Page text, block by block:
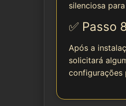
silenciosa
✅ Passo
Após a
solicitará
configurações